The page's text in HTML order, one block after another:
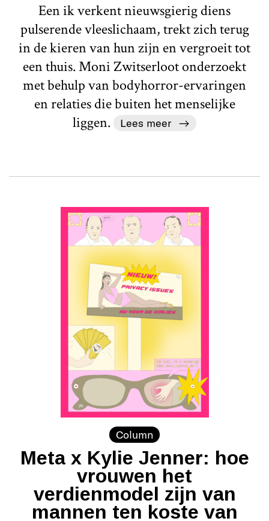
Een ik verkent nieuwsgierig diens
pulserende vleeslichaam, trekt zich terug
in de kieren van hun zijn en vergroeit tot
een thuis. Moni Zwitserloot onderzoekt
met behulp van bodyhorror-ervaringen
en relaties die buiten het menselijke
liggen.
Lees meer
Column
Meta x Kylie Jenner: hoe
vrouwen het
verdienmodel zijn van
mannen ten koste van